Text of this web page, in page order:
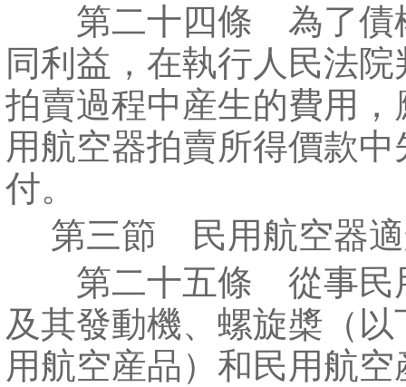
第二十四條 為了債
同利益，在執行人民法
拍賣過程中産生的費用，
用航空器拍賣所得價款中
付。
第三節 民用航空器
第二十五條 從事民
及其發動機、螺旋槳（以
用航空産品）和民用航空